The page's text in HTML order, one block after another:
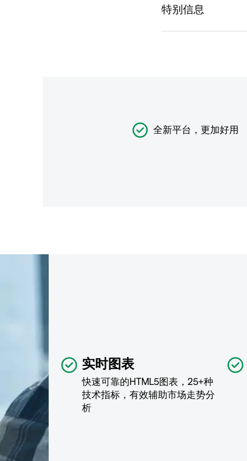
全新平台，更加好用
实时图表
快速可靠的HTML5图表，25+种
技术指标，有效辅助市场走势分
析